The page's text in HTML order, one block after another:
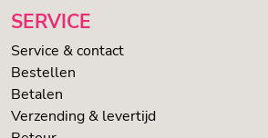
SERVICE
Service & contact
Bestellen
Betalen
Verzending & levertijd